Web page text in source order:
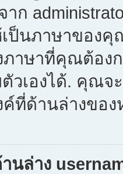
าก
ป็นภาษาของคุ
ภาษาที่คุณต้อ
วเองได้. คุณจ
ค์ที่ด้านล่างของ
นล่าง